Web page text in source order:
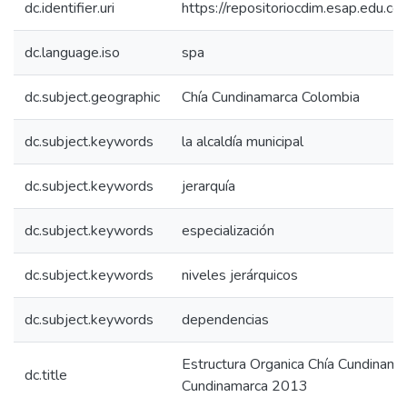
dc.identifier.uri https://
dc.language.iso spa
dc.subject.geographic Chía Cundinamarca Colombia
dc.subject.keywords la alcaldía municipal
dc.subject.keywords jerarquía
dc.subject.keywords especialización
dc.subject.keywords niveles jerárquicos
dc.subject.keywords dependencias
dc.title
Estructura Organica Chía
Cundinamarca 2013